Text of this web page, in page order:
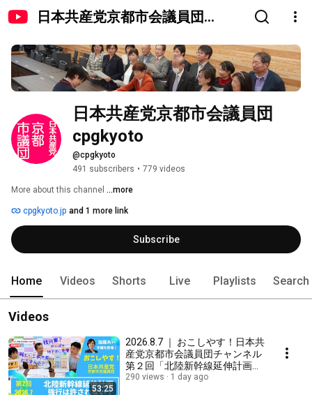
日本共産党京都市会議員団
日本共産党京都市会議員団
cpgkyoto
@cpgkyoto
491 subscribers • 779 videos
More about this channel ...more
cpgkyoto.jp and 1 more link
Subscribe
Home Videos Shorts Live Playlists Search
Videos
53:25
2026.8.7 ｜ おこしやす！日本共
産党京都市会議員団チャンネル
第２回「北陸新幹線延伸計画強
行は許されない！」
290 views 1 day ago